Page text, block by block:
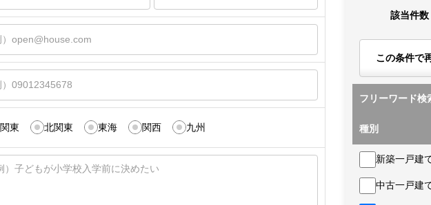
関東 北関東 東海 関西 九州
該当件数
この条件で
フリーワード検
種別
新築一戸建
中古一戸建